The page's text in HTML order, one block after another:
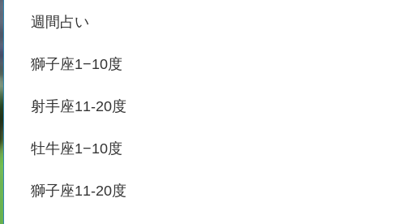
週間占い
獅子座1−10度
射手座11-20度
牡牛座1−10度
獅子座11-20度